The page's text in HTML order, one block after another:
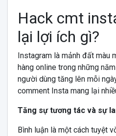
Hack cmt
lại lợi ích gì?
Instagram là mảnh đất màu
hàng online trong những
người dùng tăng lên mỗi
comment Insta mang lại
Tăng sự tương tác và sự
Bình luận là một cách tuyệt